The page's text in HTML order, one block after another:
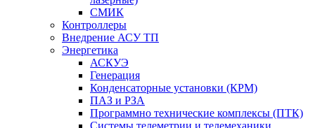
СМИК
Контроллеры
Внедрение АСУ ТП
Энергетика
АСКУЭ
Генерация
Конденсаторные установки (КРМ)
ПАЗ и РЗА
Программно технические комплексы (ПТК)